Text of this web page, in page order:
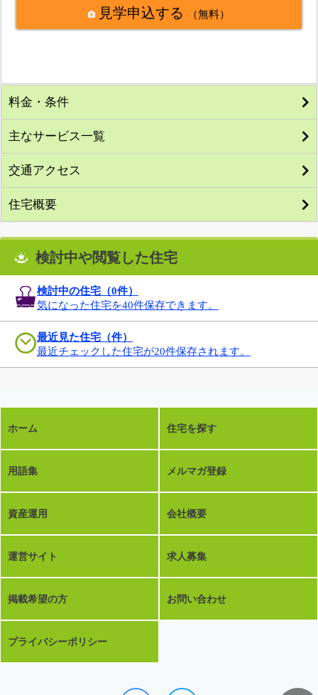
見学申込する （無料）
料金・条件
主なサービス一覧
交通アクセス
住宅概要
検討中や閲覧した住宅
検討中の住宅（0件）
気になった住宅を40件保存できます。
最近見た住宅（件）
最近チェックした住宅が20件保存されます。
ホーム 住宅を探す
用語集 メルマガ登録
資産運用 会社概要
運営サイト 求人募集
掲載希望の方 お問い合わせ
プライバシーポリシー